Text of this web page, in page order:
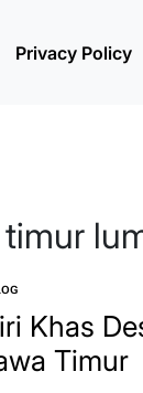
Privacy Policy
Khas
Timur